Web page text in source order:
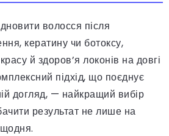
волосся після
кератину чи ботоксу,
й здоров’я локонів на довгі
підхід, що поєднує
догляд, — найкращий вибір
результат не лише на